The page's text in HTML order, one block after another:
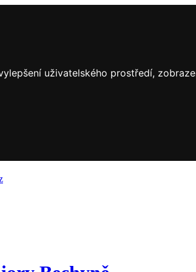
uživatelského prostředí,